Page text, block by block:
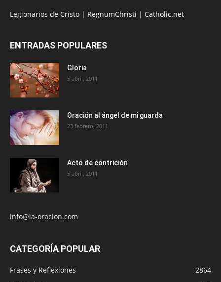
Legionarios de Cristo | RegnumChristi | Catholic.net
ENTRADAS POPULARES
Gloria
5 abril, 2011
Oración al ángel de mi guarda
23 febrero, 2011
Acto de contrición
5 abril, 2011
info@la-oracion.com
CATEGORÍA POPULAR
Frases y Reflexiones
2864